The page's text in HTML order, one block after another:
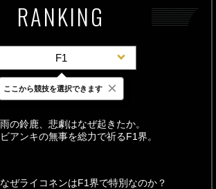
RANKING
F1
最新 24時間 週間
雨の鈴鹿、悲劇はなぜ起きたか。
ビアンキの無事を総力で祈るF1界。
なぜライコネンはF1界で特別なのか？
ここから競技を選択できます ×